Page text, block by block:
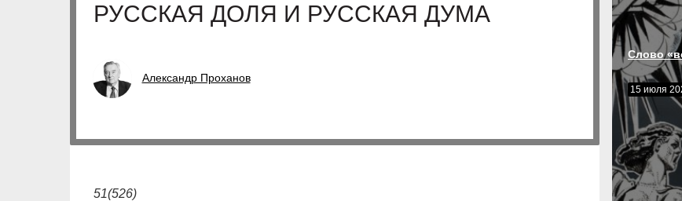
РУССКАЯ ДОЛЯ И РУССКАЯ ДУМА
Александр Проханов
51(526)
Слово
15 июля